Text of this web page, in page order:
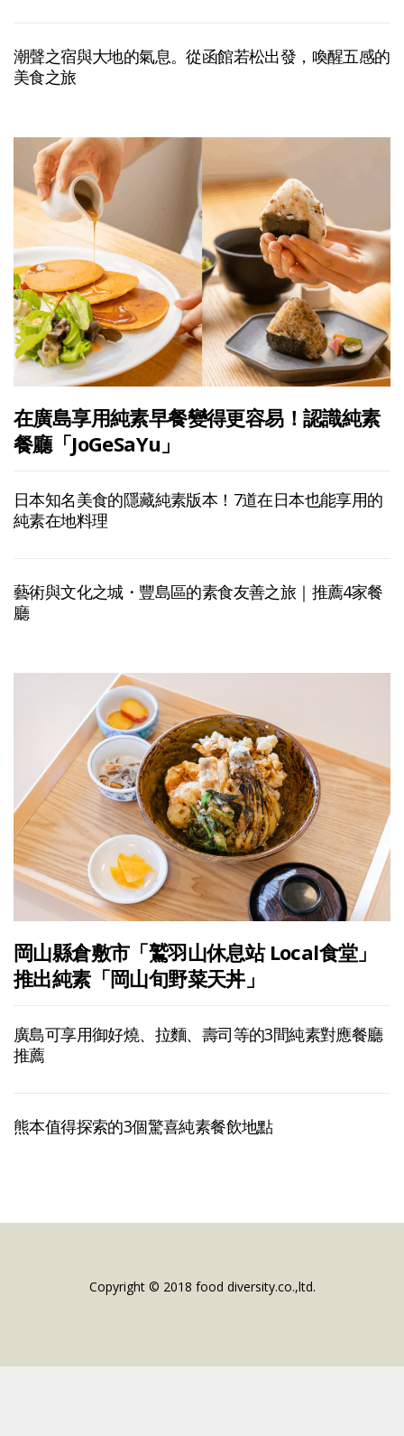
潮聲之宿與大地的氣息。從函館若松出發，喚醒五感的
美食之旅
在廣島享用純素早餐變得更容易！認識純素
餐廳「JoGeSaYu」
日本知名美食的隱藏純素版本！7道在日本也能享用的
純素在地料理
藝術與文化之城・豐島區的素食友善之旅｜推薦4家餐
廳
岡山縣倉敷市「鷲羽山休息站 Local食堂」
推出純素「岡山旬野菜天丼」
廣島可享用御好燒、拉麵、壽司等的3間純素對應餐廳
推薦
熊本值得探索的3個驚喜純素餐飲地點
Copyright © 2018 food diversity.co.,ltd.